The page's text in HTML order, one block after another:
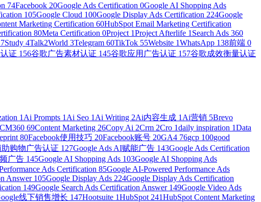
74Facebook 20Google Ads Certification 0Google AI Shopping Ads
105Google Cloud 100Google Display Ads Certification 224Google
Marketing Certification 60HubSpot Email Marketing Certification
80Meta Certification 0Project 1Project Afterlife 1 Search Ads 360
Study 4Talk2World 3Telegram 60TikTok 55Website 1WhatsApp 138前端 0
证 156谷歌广告素材认证 145谷歌应用广告认证 157谷歌成效衡量认证
1 Ai Prompts 1 Ai Seo 1 Ai Writing 2Ai内容生成 1 Ai营销 5Brevo
CM360 69Content Marketing 26Copy Ai 2Crm 2Cro 1daily inspiration 1Data
80Facebook使用技巧 20Facebook账号 20GA4 76gcp 100good
助购物广告认证 127Google Ads AI赋能广告 143Google Ads Certification
广告 145Google AI Shopping Ads 103Google AI Shopping Ads
Ads Certification 85Google AI-Powered Performance Ads
Answer 105Google Display Ads 224Google Display Ads Certification
149Google Search Ads Certification Answer 149Google Video Ads
线下销售增长 147Hootsuite 1HubSpot 241HubSpot Content Marketing